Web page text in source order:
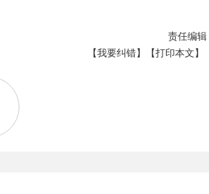
责任编
【我要纠错】
【打印本文】